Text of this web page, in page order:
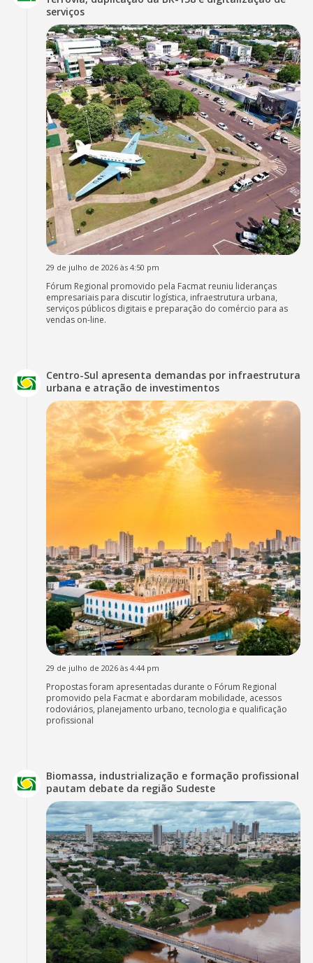
serviços
29 de julho de 2026 às 4:50 pm
Fórum Regional promovido pela Facmat reuniu lideranças
empresariais para discutir logística, infraestrutura urbana,
serviços públicos digitais e preparação do comércio para as
vendas on-line.
Centro-Sul apresenta demandas por infraestrutura
urbana e atração de investimentos
29 de julho de 2026 às 4:44 pm
Propostas foram apresentadas durante o Fórum Regional
promovido pela Facmat e abordaram mobilidade, acessos
rodoviários, planejamento urbano, tecnologia e qualificação
profissional
Biomassa, industrialização e formação profissional
pautam debate da região Sudeste